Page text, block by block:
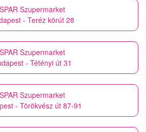
SPAR Szupermarket
- Teréz körút 28
SPAR Szupermarket
- Tétényi út 31
SPAR Szupermarket
- Törökvész út 87-91